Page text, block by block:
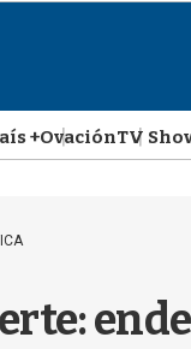
+OvaciónTV